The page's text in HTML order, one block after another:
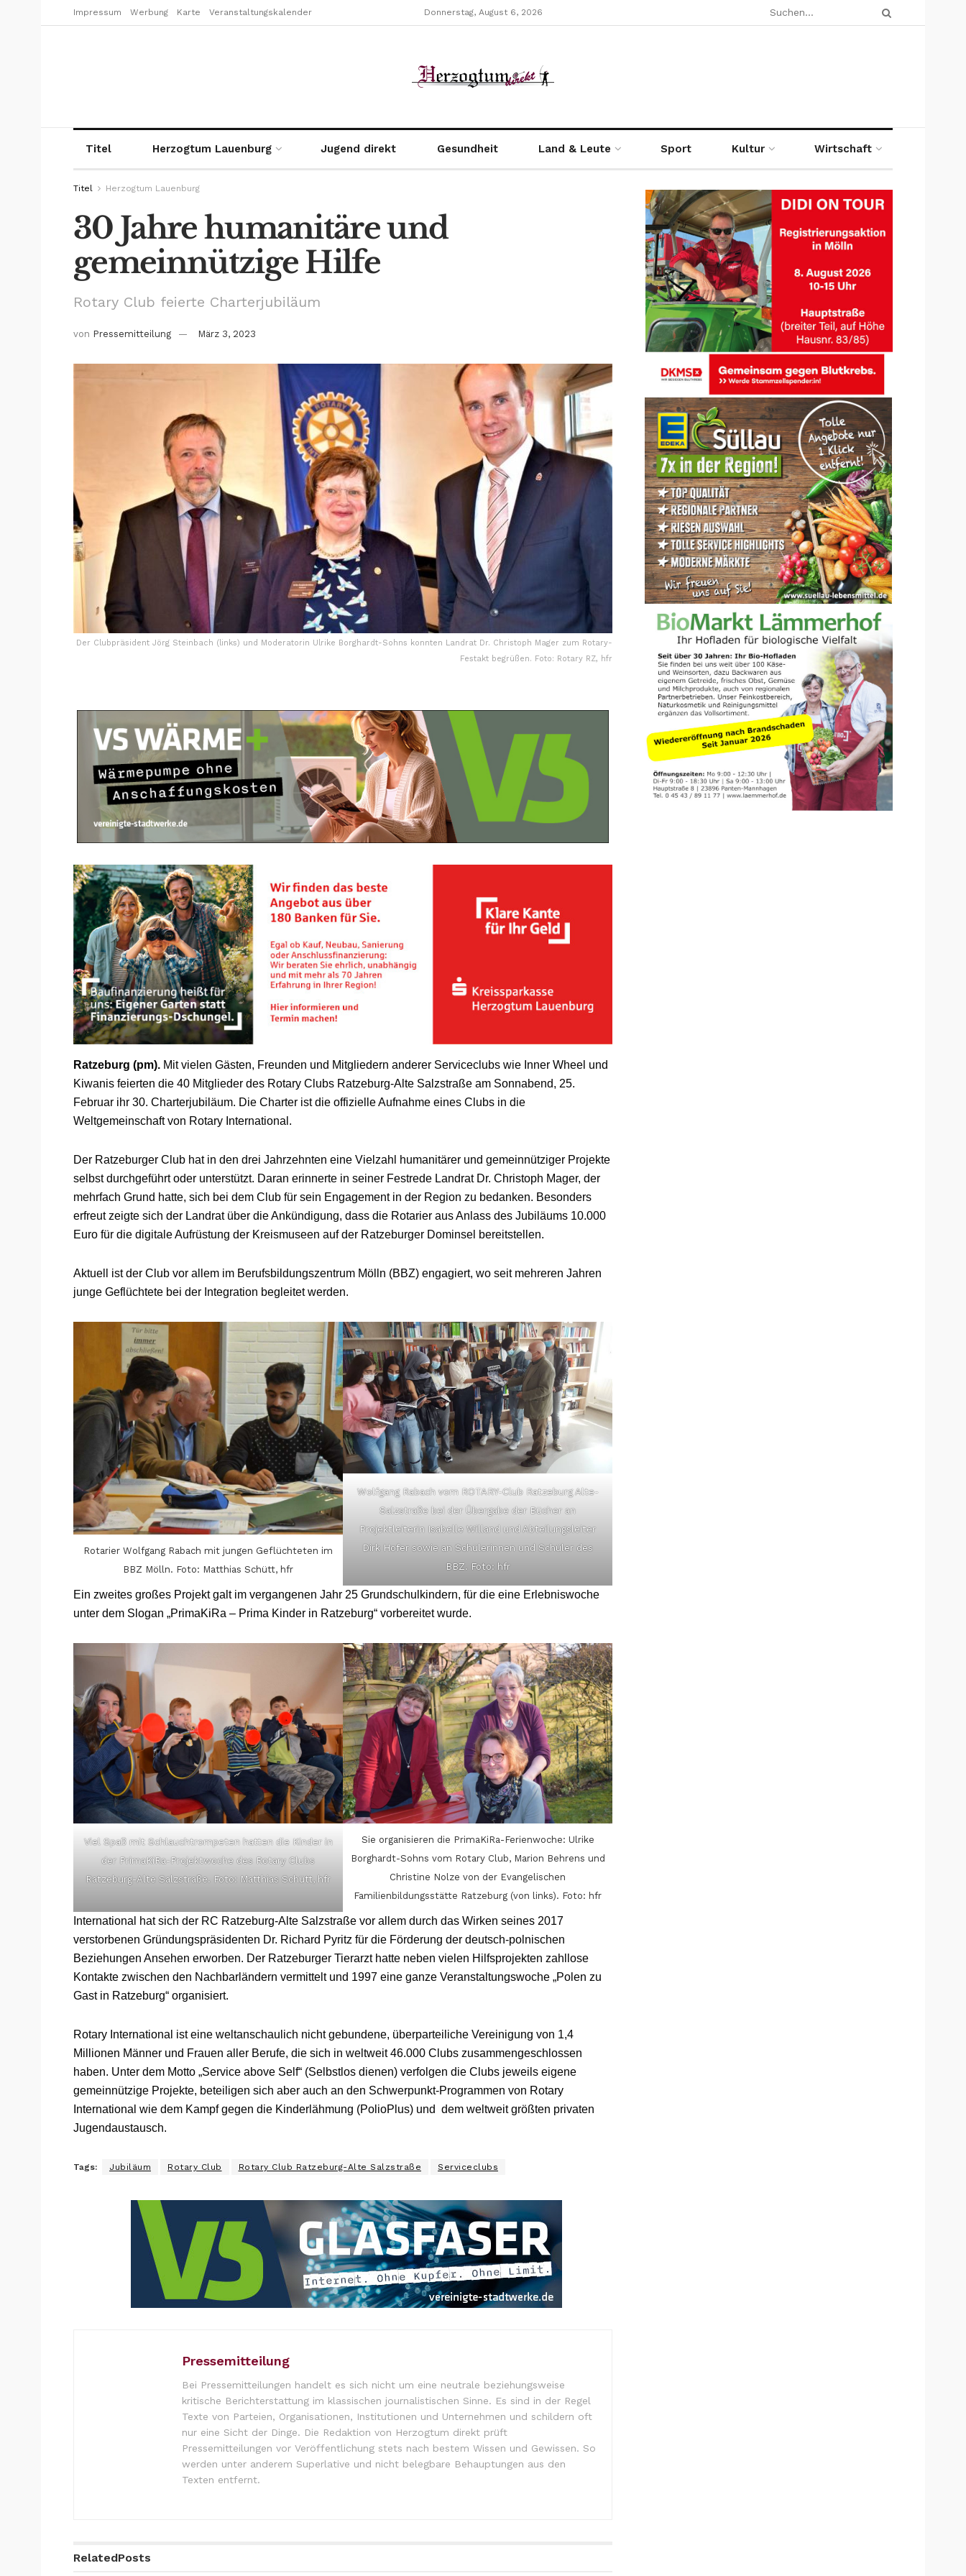
Impressum Werbung Karte Veranstaltungskalender Donnerstag, August 6, 2026
Titel Herzogtum Lauenburg Jugend direkt Gesundheit Land & Leute Sport Kultur Wirtschaft
Titel Herzogtum Lauenburg
30 Jahre humanitäre und
gemeinnützige Hilfe
Rotary Club feierte Charterjubiläum
von Pressemitteilung März 3, 2023
Der Clubpräsident Jörg Steinbach (links) und Moderatorin Ulrike Borghardt-Sohns konnten Landrat Dr. Christoph Mager zum Rotary-
Festakt begrüßen. Foto: Rotary RZ, hfr
Ratzeburg (pm). Mit vielen Gästen, Freunden und Mitgliedern anderer Serviceclubs wie Inner Wheel und
Kiwanis feierten die 40 Mitglieder des Rotary Clubs Ratzeburg-Alte Salzstraße am Sonnabend, 25.
Februar ihr 30. Charterjubiläum. Die Charter ist die offizielle Aufnahme eines Clubs in die
Weltgemeinschaft von Rotary International.
Der Ratzeburger Club hat in den drei Jahrzehnten eine Vielzahl humanitärer und gemeinnütziger Projekte
selbst durchgeführt oder unterstützt. Daran erinnerte in seiner Festrede Landrat Dr. Christoph Mager, der
mehrfach Grund hatte, sich bei dem Club für sein Engagement in der Region zu bedanken. Besonders
erfreut zeigte sich der Landrat über die Ankündigung, dass die Rotarier aus Anlass des Jubiläums 10.000
Euro für die digitale Aufrüstung der Kreismuseen auf der Ratzeburger Dominsel bereitstellen.
Aktuell ist der Club vor allem im Berufsbildungszentrum Mölln (BBZ) engagiert, wo seit mehreren Jahren
junge Geflüchtete bei der Integration begleitet werden.
Rotarier Wolfgang Rabach mit jungen Geflüchteten im
BBZ Mölln. Foto: Matthias Schütt, hfr
Wolfgang Rabach vom ROTARY-Club Ratzeburg Alte-
Salzstraße bei der Übergabe der Bücher an
Projektleiterin Isabelle Willand und Abteilungsleiter
Dirk Hofer sowie an Schülerinnen und Schüler des
BBZ. Foto: hfr
Ein zweites großes Projekt galt im vergangenen Jahr 25 Grundschulkindern, für die eine Erlebniswoche
unter dem Slogan „PrimaKiRa – Prima Kinder in Ratzeburg“ vorbereitet wurde.
Viel Spaß mit Schlauchtrompeten hatten die Kinder in
der PrimaKiRa-Projektwoche des Rotary Clubs
Ratzeburg-Alte Salzstraße. Foto: Matthias Schütt, hfr
Sie organisieren die PrimaKiRa-Ferienwoche: Ulrike
Borghardt-Sohns vom Rotary Club, Marion Behrens und
Christine Nolze von der Evangelischen
Familienbildungsstätte Ratzeburg (von links). Foto: hfr
International hat sich der RC Ratzeburg-Alte Salzstraße vor allem durch das Wirken seines 2017
verstorbenen Gründungspräsidenten Dr. Richard Pyritz für die Förderung der deutsch-polnischen
Beziehungen Ansehen erworben. Der Ratzeburger Tierarzt hatte neben vielen Hilfsprojekten zahllose
Kontakte zwischen den Nachbarländern vermittelt und 1997 eine ganze Veranstaltungswoche „Polen zu
Gast in Ratzeburg“ organisiert.
Rotary International ist eine weltanschaulich nicht gebundene, überparteiliche Vereinigung von 1,4
Millionen Männer und Frauen aller Berufe, die sich in weltweit 46.000 Clubs zusammengeschlossen
haben. Unter dem Motto „Service above Self“ (Selbstlos dienen) verfolgen die Clubs jeweils eigene
gemeinnützige Projekte, beteiligen sich aber auch an den Schwerpunkt-Programmen von Rotary
International wie dem Kampf gegen die Kinderlähmung (PolioPlus) und dem weltweit größten privaten
Jugendaustausch.
Tags: Jubiläum Rotary Club Rotary Club Ratzeburg-Alte Salzstraße Serviceclubs
Pressemitteilung
Bei Pressemitteilungen handelt es sich nicht um eine neutrale beziehungsweise
kritische Berichterstattung im klassischen journalistischen Sinne. Es sind in der Regel
Texte von Parteien, Organisationen, Institutionen und Unternehmen und schildern oft
nur eine Sicht der Dinge. Die Redaktion von Herzogtum direkt prüft
Pressemitteilungen vor Veröffentlichung stets nach bestem Wissen und Gewissen. So
werden unter anderem Superlative und nicht belegbare Behauptungen aus den
Texten entfernt.
RelatedPosts